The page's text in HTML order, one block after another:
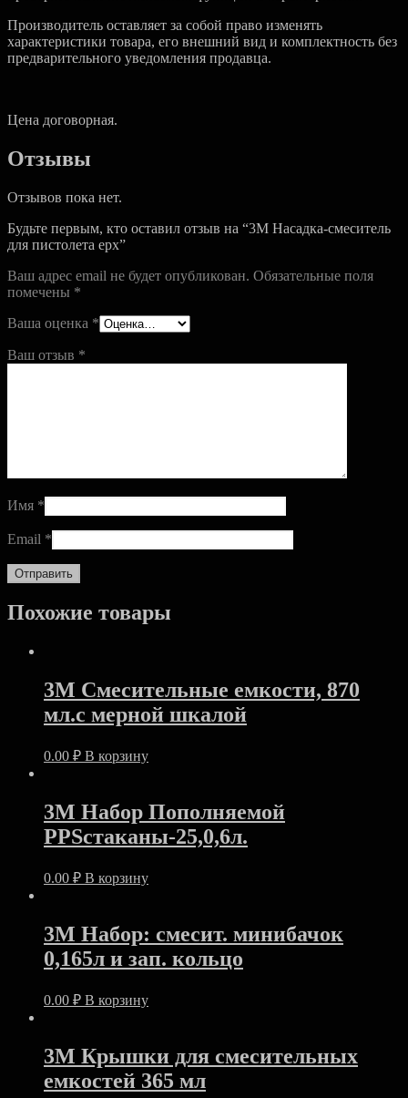
Производитель оставляет за собой право изменять
характеристики товара, его внешний вид и комплектность без
предварительного уведомления продавца.
Цена договорная.
Отзывы
Отзывов пока нет.
Будьте первым, кто оставил отзыв на “3M Насадка-смеситель
для пистолета epx”
Ваш адрес email не будет опубликован. Обязательные поля
помечены *
Ваша оценка *
Ваш отзыв *
Имя *
Email *
Похожие товары
3M Смесительные емкости, 870
мл.с мерной шкалой
0.00 ₽ В корзину
3M Набор Пополняемой
PPSстаканы-25,0,6л.
0.00 ₽ В корзину
3M Набор: смесит. минибачок
0,165л и зап. кольцо
0.00 ₽ В корзину
3M Крышки для смесительных
емкостей 365 мл